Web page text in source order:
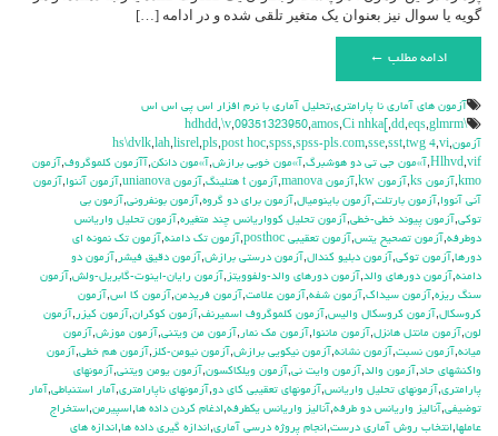
گویه یا سوال نیز بعنوان یک متغیر تلقی شده و در ادامه […]
ادامه مطلب ←
آزمون هاي آماري نا پارامتري,تحليل آماري با نرم افزار اس پي اس اس
\hdhdd
,\v,09351323950,amos,Ci nhka[ ,dd,eqs,glmrm
آزمون,
hs\dvlk,lah,lisrel,pls,post hoc,spss,spss-pls.com,sse,sst,twg 4,vi
Hlhvd,vif
,آ»مون جي تي دو هوشبرگ,آ»مون خوبي برازش,آ»مون دانكن,آآزمون كلموگروف,آزمون
kmo
,آزمون ks ,آزمون kw ,آزمون manova ,آزمون t هتلينگ ,آزمون unianova ,آزمون آننوا,آزمون
آني آنووا,آزمون بارتلت,آزمون باينوميال,آزمون براي دو گروه,آزمون بونفروني,آزمون بي
توكي,آزمون پيوند خطي-خطي,آزمون تحليل كوواريانس چند متغيره,آزمون تحليل واريانس
دوطرفه,آزمون تصحيح يتس,آزمون تعقيبي posthoc ,آزمون تك دامنه,آزمون تك نمونه اي
دورها,آزمون توكي,آزمون دبليو كندال,آزمون درستي برازش,آزمون دقيق فيشر ,آزمون دو
دامنه,آزمون دورهاي والد,آزمون دورهاي والد-ولفوويتز ,آزمون رايان-اينوت-گابريل-ولش,آزمون
سنگ ريزه,آزمون سيداك,آزمون شفه,آزمون علامت,آزمون فريدمن,آزمون كا اس,آزمون
كروسكال,آزمون كروسكال واليس,آزمون كلموگروف اسميرنف,آزمون كوكران,آزمون كيزر ,آزمون
لون,آزمون مانتل هانزل,آزمون ماننوا,آزمون مك نمار ,آزمون من ويتني,آزمون موزش,آزمون
ميانه,آزمون نسبت,آزمون نشانه,آزمون نيكويي برازش,آزمون نيومن-كلز ,آزمون هم خطي,آزمون
واكنشهاي حاد,آزمون والد,آزمون وايت ني,آزمون ويلكاكسون,آزمون يومن ويتني,آزمونهاي
پارامتري,آزمونهاي تحليل واريانس,آزمونهاي تعقيبي كاي دو,آزمونهاي ناپارامتري,آمار استنباطي,آمار
توضيفي,آناليز واريانس دو طرفه,آناليز واريانس يکطرفه,ادغام كردن داده ها,اسپيرمن,استخراج
عاملها,انتخاب روش آماري درست,انجام پروژه درسي آماري,اندازه گيري داده ها,اندازه هاي